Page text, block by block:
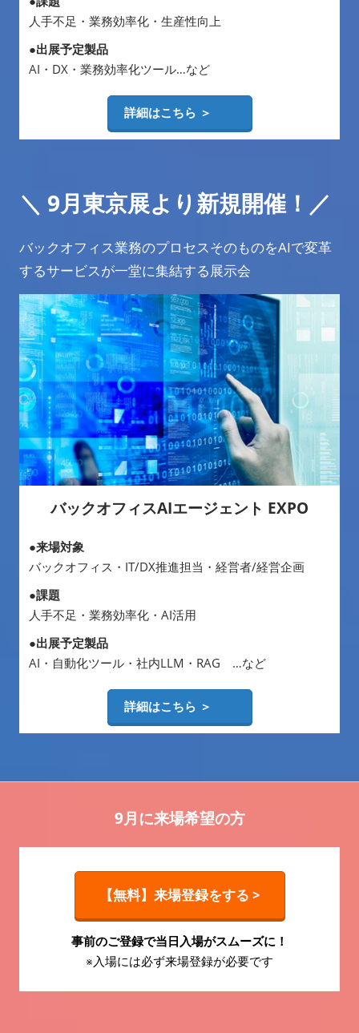
人手不足・業務効率化・生産性向上
●出展予定製品
AI・DX・業務効率化ツール…など
詳細はこちら ＞
＼ 9月東京展より新規開催！ ／
バックオフィス業務のプロセスそのものをAIで変革
するサービスが一堂に集結する展示会
バックオフィスAIエージェント EXPO
●来場対象
バックオフィス・IT/DX推進担当・経営者/経営企画
●課題
人手不足・業務効率化・AI活用
●出展予定製品
AI・自動化ツール・社内LLM・RAG …など
詳細はこちら ＞
9月に来場希望の方
【無料】来場登録をする >
事前のご登録で当日入場がスムーズに！
※入場には必ず来場登録が必要です